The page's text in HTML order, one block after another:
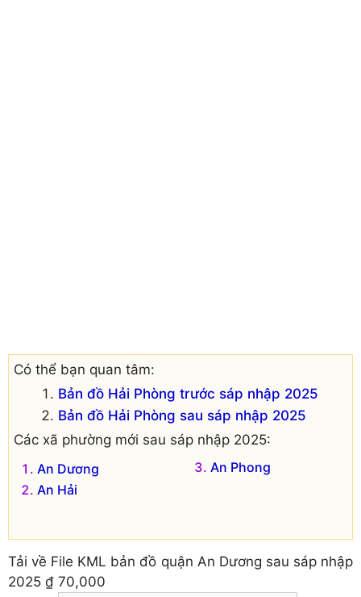
Có thể bạn quan tâm:
Bản đồ Hải Phòng trước sáp nhập 2025
Bản đồ Hải Phòng sau sáp nhập 2025
Các xã phường mới sau sáp nhập 2025:
An Dương
An Hải
An Phong
Tải về File KML bản đồ quận An Dương sau sáp nhập
2025 ₫ 70,000